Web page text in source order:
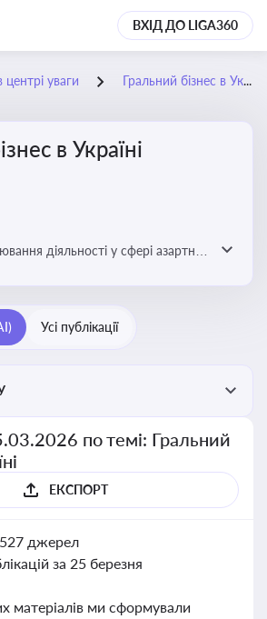
ВХІД ДО LIGA360
центрі уваги Гральний бізнес в Україні
в Україні
діяльності у сфері азартних
Усі публікації
по темі: Гральний
ЕКСПОРТ
джерел
за 25 березня
матеріалів ми сформували